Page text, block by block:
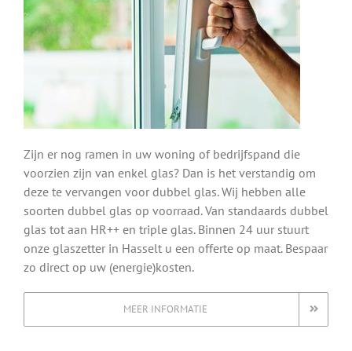
Zijn er nog ramen in uw woning of bedrijfspand die
voorzien zijn van enkel glas? Dan is het verstandig om
deze te vervangen voor dubbel glas. Wij hebben alle
soorten dubbel glas op voorraad. Van standaards dubbel
glas tot aan HR++ en triple glas. Binnen 24 uur stuurt
onze glaszetter in Hasselt u een offerte op maat. Bespaar
zo direct op uw (energie)kosten.
MEER INFORMATIE